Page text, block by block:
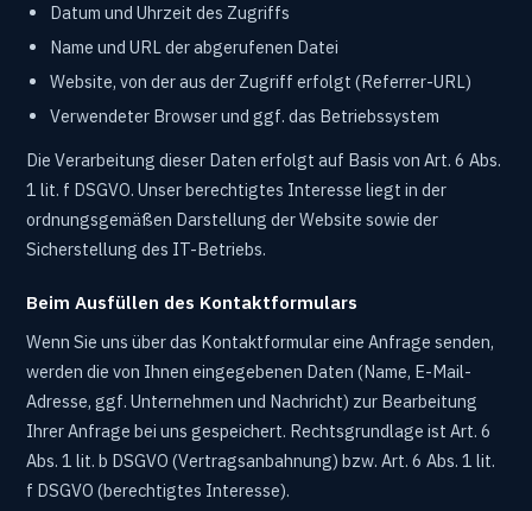
Datum und Uhrzeit des Zugriffs
Name und URL der abgerufenen Datei
Website, von der aus der Zugriff erfolgt (Referrer-URL)
Verwendeter Browser und ggf. das Betriebssystem
Die Verarbeitung dieser Daten erfolgt auf Basis von Art. 6 Abs.
1 lit. f DSGVO. Unser berechtigtes Interesse liegt in der
ordnungsgemäßen Darstellung der Website sowie der
Sicherstellung des IT-Betriebs.
Beim Ausfüllen des Kontaktformulars
Wenn Sie uns über das Kontaktformular eine Anfrage senden,
werden die von Ihnen eingegebenen Daten (Name, E-Mail-
Adresse, ggf. Unternehmen und Nachricht) zur Bearbeitung
Ihrer Anfrage bei uns gespeichert. Rechtsgrundlage ist Art. 6
Abs. 1 lit. b DSGVO (Vertragsanbahnung) bzw. Art. 6 Abs. 1 lit.
f DSGVO (berechtigtes Interesse).